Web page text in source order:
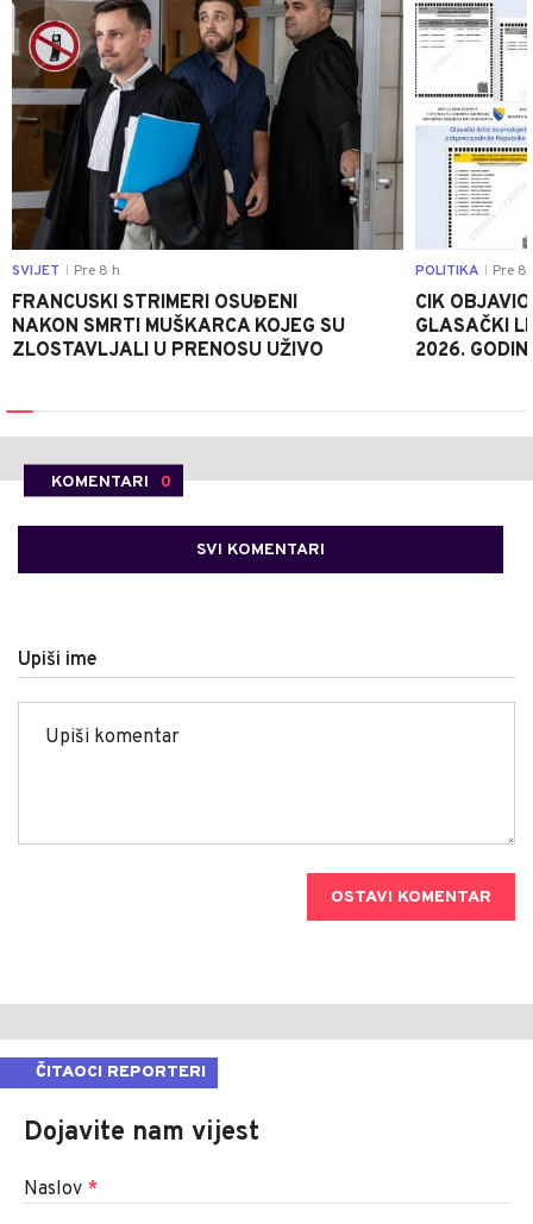
SVIJET Pre 8 h
FRANCUSKI STRIMERI OSUĐENI
NAKON SMRTI MUŠKARCA KOJEG SU
ZLOSTAVLJALI U PRENOSU UŽIVO
POLITIKA Pre 8
CIK
GLASAČKI
2026.
KOMENTARI 0
SVI KOMENTARI
Upiši ime
OSTAVI KOMENTAR
ČITAOCI REPORTERI
Dojavite nam vijest
Naslov *